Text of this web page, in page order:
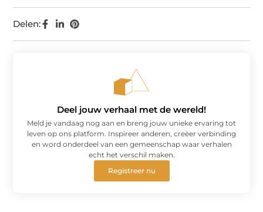
Delen:
Deel jouw verhaal met de wereld!
Meld je vandaag nog aan en breng jouw unieke ervaring tot
leven op ons platform. Inspireer anderen, creëer verbinding
en word onderdeel van een gemeenschap waar verhalen
echt het verschil maken.
Registreer nu